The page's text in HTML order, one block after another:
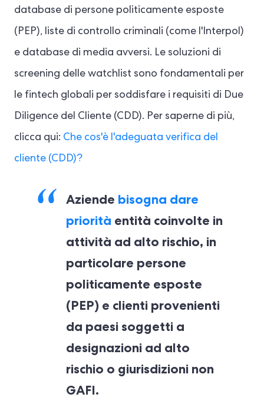
database di persone politicamente esposte
(PEP), liste di controllo criminali (come l'Interpol)
e database di media avversi. Le soluzioni di
screening delle watchlist sono fondamentali per
le fintech globali per soddisfare i requisiti di Due
Diligence del Cliente (CDD). Per saperne di più,
clicca qui: Che cos'è l'adeguata verifica del
cliente (CDD)?
Aziende bisogna dare
priorità entità coinvolte in
attività ad alto rischio, in
particolare persone
politicamente esposte
(PEP) e clienti provenienti
da paesi soggetti a
designazioni ad alto
rischio o giurisdizioni non
GAFI.